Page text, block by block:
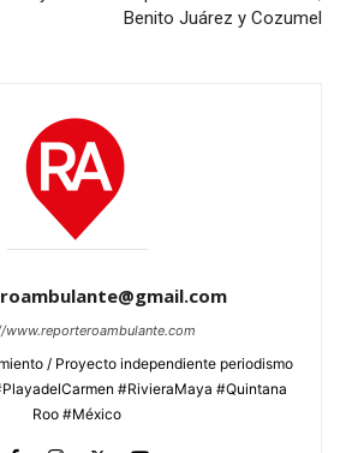
Benito Juárez y Cozumel
/ Proyecto independiente periodismo
#RivieraMaya #Quintana
Roo #México